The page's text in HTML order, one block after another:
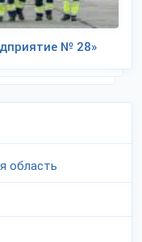
№ 28»
область